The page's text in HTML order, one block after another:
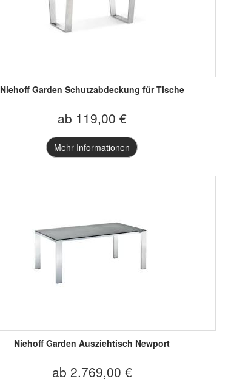
Niehoff Garden Schutzabdeckung für Tische
ab 119,00 €
Mehr Informationen
Niehoff Garden Ausziehtisch Newport
ab 2.769,00 €